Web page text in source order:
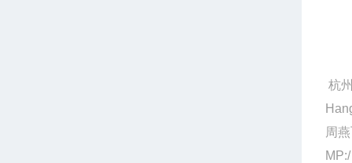
杭
周
MP:/